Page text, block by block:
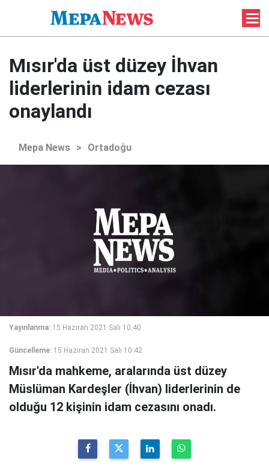
Mısır'da üst düzey İhvan
liderlerinin idam cezası
onaylandı
Mepa News > Ortadoğu
Yayınlanma: 15 Haziran 2021 Salı 10:40
Güncelleme: 15 Haziran 2021 Salı 10:42
Mısır'da mahkeme, aralarında üst düzey
Müslüman Kardeşler (İhvan) liderlerinin de
olduğu 12 kişinin idam cezasını onadı.